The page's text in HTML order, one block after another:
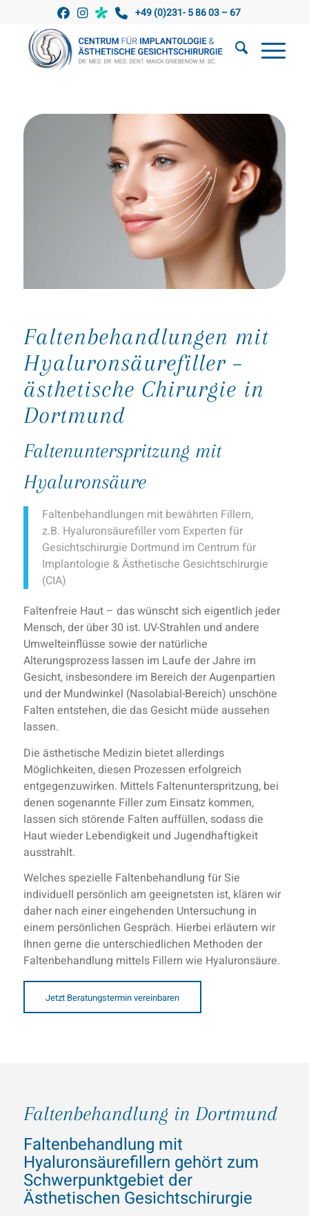
+49 (0)231- 5 86 03 – 67
Faltenbehandlungen mit
Hyaluronsäurefiller –
ästhetische Chirurgie in
Dortmund
Faltenunterspritzung mit
Hyaluronsäure
Faltenbehandlungen mit bewährten Fillern,
z.B. Hyaluronsäurefiller vom Experten für
Gesichtschirurgie Dortmund im Centrum für
Implantologie & Ästhetische Gesichtschirurgie
(CIA)
Faltenfreie Haut – das wünscht sich eigentlich jeder
Mensch, der über 30 ist. UV-Strahlen und andere
Umwelteinflüsse sowie der natürliche
Alterungsprozess lassen im Laufe der Jahre im
Gesicht, insbesondere im Bereich der Augenpartien
und der Mundwinkel (Nasolabial-Bereich) unschöne
Falten entstehen, die das Gesicht müde aussehen
lassen.
Die ästhetische Medizin bietet allerdings
Möglichkeiten, diesen Prozessen erfolgreich
entgegenzuwirken. Mittels Faltenunterspritzung, bei
denen sogenannte Filler zum Einsatz kommen,
lassen sich störende Falten auffüllen, sodass die
Haut wieder Lebendigkeit und Jugendhaftigkeit
ausstrahlt.
Welches spezielle Faltenbehandlung für Sie
individuell persönlich am geeignetsten ist, klären wir
daher nach einer eingehenden Untersuchung in
einem persönlichen Gespräch. Hierbei erläutern wir
Ihnen gerne die unterschiedlichen Methoden der
Faltenbehandlung mittels Fillern wie Hyaluronsäure.
Jetzt Beratungstermin vereinbaren
Faltenbehandlung in Dortmund
Faltenbehandlung mit
Hyaluronsäurefillern gehört zum
Schwerpunktgebiet der
Ästhetischen Gesichtschirurgie